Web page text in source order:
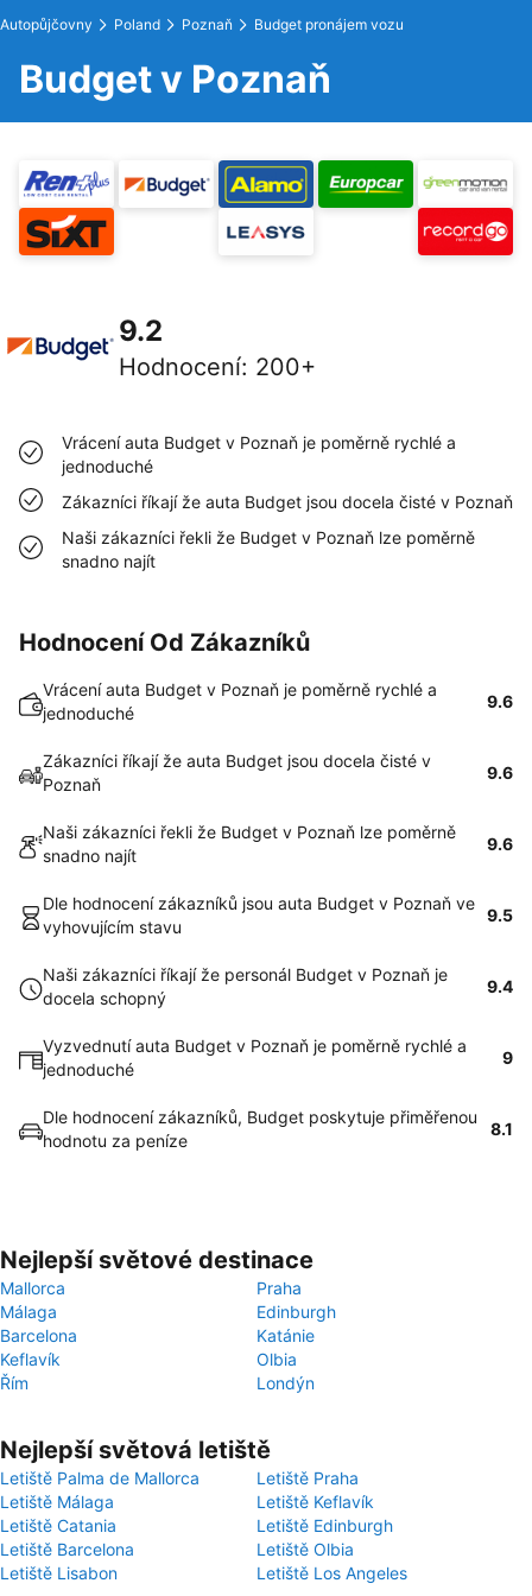
Autopůjčovny Poland Poznaň Budget pronájem vozu
Budget v Poznaň
9.2
Hodnocení: 200+
Vrácení auta Budget v Poznaň je poměrně rychlé a
jednoduché
Zákazníci říkají že auta Budget jsou docela čisté v Poznaň
Naši zákazníci řekli že Budget v Poznaň lze poměrně
snadno najít
Hodnocení Od Zákazníků
Vrácení auta Budget v Poznaň je poměrně rychlé a
jednoduché
9.6
Zákazníci říkají že auta Budget jsou docela čisté v
Poznaň
9.6
Naši zákazníci řekli že Budget v Poznaň lze poměrně
snadno najít
9.6
Dle hodnocení zákazníků jsou auta Budget v Poznaň ve
vyhovujícím stavu
9.5
Naši zákazníci říkají že personál Budget v Poznaň je
docela schopný
9.4
Vyzvednutí auta Budget v Poznaň je poměrně rychlé a
jednoduché
9
Dle hodnocení zákazníků, Budget poskytuje přiměřenou
hodnotu za peníze
8.1
Nejlepší světové destinace
Mallorca
Praha
Málaga
Edinburgh
Barcelona
Katánie
Keflavík
Olbia
Řím
Londýn
Nejlepší světová letiště
Letiště Palma de Mallorca
Letiště Praha
Letiště Málaga
Letiště Keflavík
Letiště Catania
Letiště Edinburgh
Letiště Barcelona
Letiště Olbia
Letiště Lisabon
Letiště Los Angeles